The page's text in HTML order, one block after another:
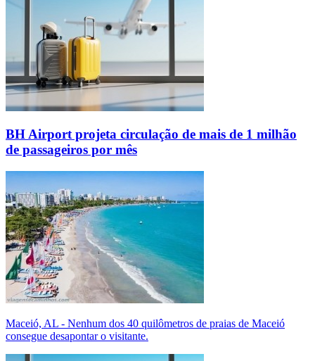
BH Airport projeta circulação de mais de 1 milhão
de passageiros por mês
Maceió, AL - Nenhum dos 40 quilômetros de praias de Maceió
consegue desapontar o visitante.